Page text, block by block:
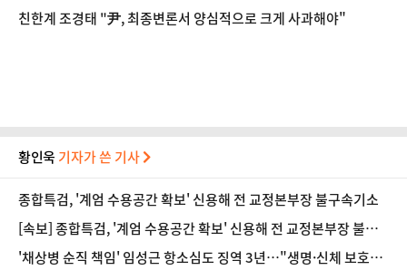
친한계 조경태 "尹, 최종변론서 양심적으로 크게 사과해야"
황인욱 기자가 쓴 기사
종합특검, '계엄 수용공간 확보' 신용해 전 교정본부장 불구속기소
[속보] 종합특검, '계엄 수용공간 확보' 신용해 전 교정본부장 불구
속기소
'채상병 순직 책임' 임성근 항소심도 징역 3년…"생명·신체 보호